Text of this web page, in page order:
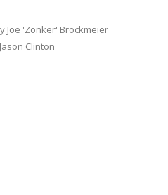
Joe 'Zonker' Brockmeier
Clinton